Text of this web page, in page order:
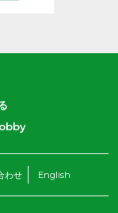
わせ English